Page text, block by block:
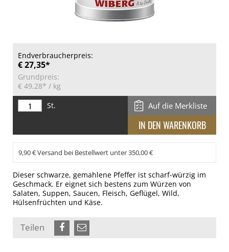
Endverbraucherpreis:
€ 27,35*
Grundpreis:
€ 49,28* / kg
St.
Auf die Merkliste
9,90 € Versand bei Bestellwert unter 350,00 €
Dieser schwarze, gemahlene Pfeffer ist scharf-würzig im
Geschmack. Er eignet sich bestens zum Würzen von
Salaten, Suppen, Saucen, Fleisch, Geflügel, Wild,
Hülsenfrüchten und Käse.
Teilen